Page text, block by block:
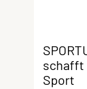
schafft
Sport